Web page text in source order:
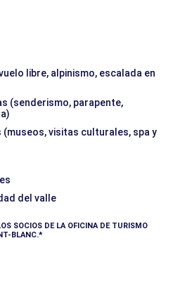
libre, alpinismo, escalada en
(senderismo, parapente,
visitas culturales, spa y
del valle
SOCIOS DE LA OFICINA DE TURISMO
BLANC.